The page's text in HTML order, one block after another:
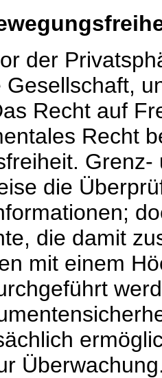
der
Recht auf
Recht
die
die damit
mit einem